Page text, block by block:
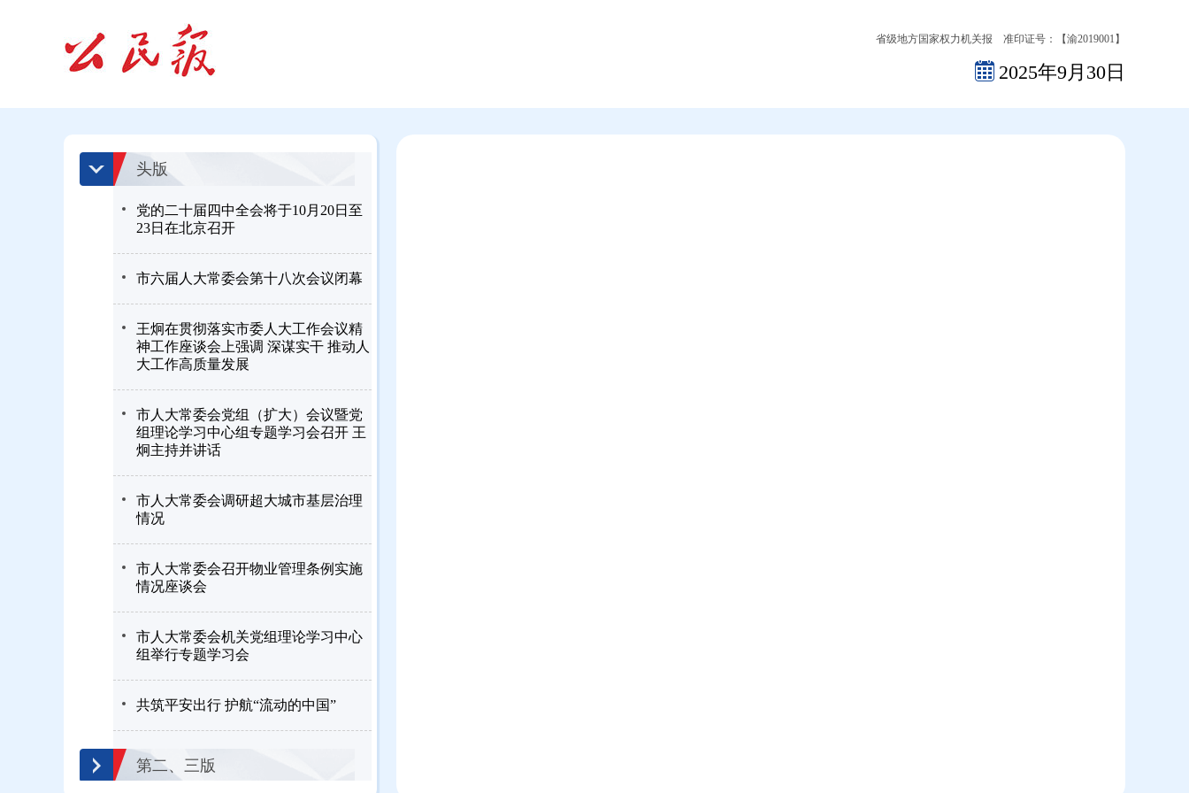
省级地方国家权力机关报 准印证号：【渝2019001】
2025年9月30日
头版
党的二十届四中全会将于10月20日至
23日在北京召开
市六届人大常委会第十八次会议闭幕
王炯在贯彻落实市委人大工作会议精
神工作座谈会上强调 深谋实干 推动人
大工作高质量发展
市人大常委会党组（扩大）会议暨党
组理论学习中心组专题学习会召开 王
炯主持并讲话
市人大常委会调研超大城市基层治理
情况
市人大常委会召开物业管理条例实施
情况座谈会
市人大常委会机关党组理论学习中心
组举行专题学习会
共筑平安出行 护航“流动的中国”
第二、三版